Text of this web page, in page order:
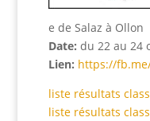
e de Salaz à Ollon
Date: du 22 au 24
Lien: https://
liste résultats
liste résultats